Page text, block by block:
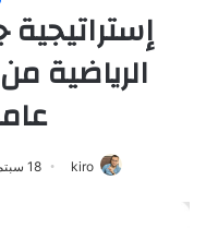
إستراتيجية
الرياضية
kiro 18 سبتمبر، 2025